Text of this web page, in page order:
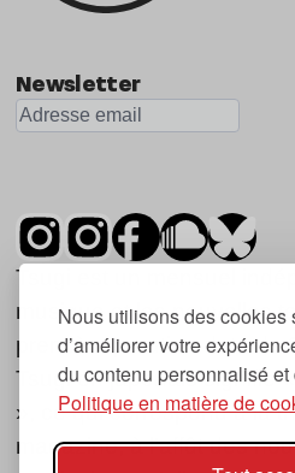
Nous utilisons des cookies
d’améliorer votre
du contenu personnalisé et
Politique en matière de
Newsletter
Tsugi est un mensuel
musique et les nouvelles
première parution date de
Tsugi en japonais signifie
», ce qui correspond à la
magazine, à l’affût des